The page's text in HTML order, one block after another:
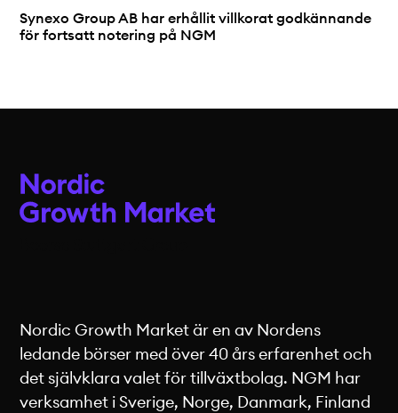
Synexo Group AB har erhållit villkorat godkännande
för fortsatt notering på NGM
Nordic Growth Market är en av Nordens
ledande börser med över 40 års erfarenhet och
det självklara valet för tillväxtbolag. NGM har
verksamhet i Sverige, Norge, Danmark, Finland